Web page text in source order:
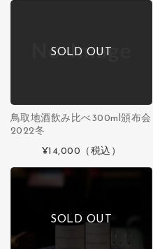
SOLD OUT
鳥取地酒飲み比べ300ml頒布会
2022冬
¥14,000 （税込）
SOLD OUT